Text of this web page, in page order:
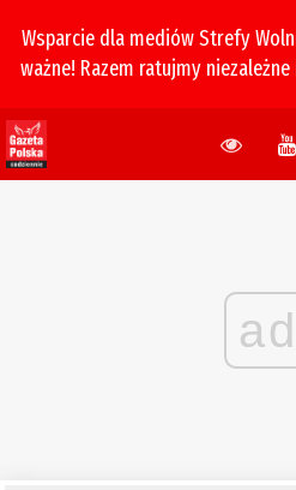
Wsparcie dla mediów Strefy
ważne! Razem ratujmy
ad